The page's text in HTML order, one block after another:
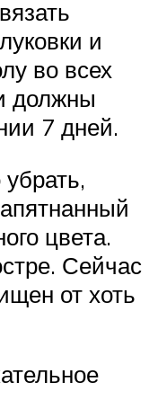
и
во всех
должны
7 дней.
цвета.
Сейчас
от хоть